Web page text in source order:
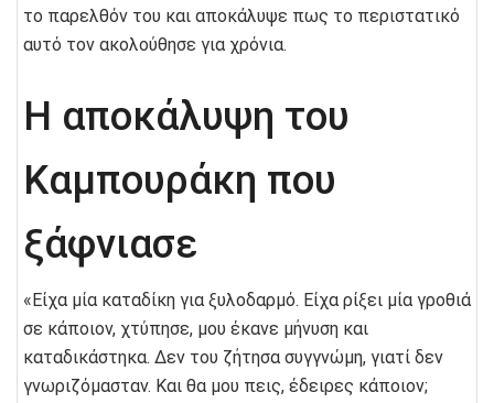
το παρελθόν του και αποκάλυψε πως το περιστατικό
αυτό τον ακολούθησε για χρόνια.
Η αποκάλυψη του
Καμπουράκη που
ξάφνιασε
«Είχα μία καταδίκη για ξυλοδαρμό. Είχα ρίξει μία γροθιά
σε κάποιον, χτύπησε, μου έκανε μήνυση και
καταδικάστηκα. Δεν του ζήτησα συγγνώμη, γιατί δεν
γνωριζόμασταν. Και θα μου πεις, έδειρες κάποιον;